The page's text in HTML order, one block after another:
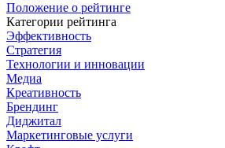
Положение о рейтинге
Категории рейтинга
Эффективность
Стратегия
Технологии и инновации
Медиа
Креативность
Брендинг
Диджитал
Маркетинговые услуги